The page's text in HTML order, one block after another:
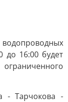
до 16:00 будет
- Тарчокова -